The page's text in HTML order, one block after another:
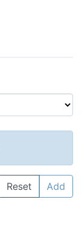
Reset Add